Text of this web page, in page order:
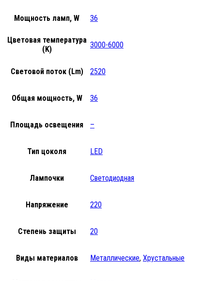
Мощность ламп, W 36
Цветовая температура
(K)
3000-6000
Световой поток (Lm) 2520
Общая мощность, W 36
Площадь освещения –
Тип цоколя LED
Лампочки Светодиодная
Напряжение 220
Степень защиты 20
Виды материалов Металлические, Хрустальные